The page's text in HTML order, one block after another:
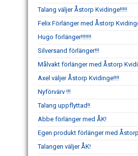
Talang väljer Åstorp Kvidinge!!!!!
Felix Förlänger med Åstorp
Hugo förlänger!!!!!!!
Silversand förlänger!!!
Målvakt förlänger med Åstorp
Axel väljer Åstorp Kvidinge!!!!
Nyförvärv !!!
Talang uppflyttad!!
Abbe förlänger med ÅK!
Egen produkt förlänger med
Talangen väljer ÅK!